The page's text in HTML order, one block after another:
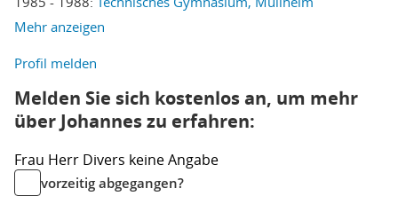
Mehr anzeigen
Profil melden
Melden Sie sich kostenlos an, um mehr
über Johannes zu erfahren:
Frau Herr Divers keine Angabe
vorzeitig abgegangen?